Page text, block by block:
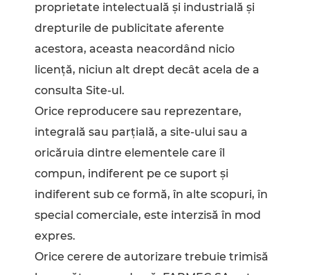
proprietate intelectuală şi industrială şi
drepturile de publicitate aferente
acestora, aceasta neacordând nicio
licenţă, niciun alt drept decât acela de a
consulta Site-ul.
Orice reproducere sau reprezentare,
integrală sau parţială, a site-ului sau a
oricăruia dintre elementele care îl
compun, indiferent pe ce suport şi
indiferent sub ce formă, în alte scopuri, în
special comerciale, este interzisă în mod
expres.
Orice cerere de autorizare trebuie trimisă